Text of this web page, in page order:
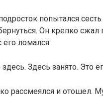
попытался
Он крепко
его ломался.
Здесь занято. Это
рассмеялся и отошел.